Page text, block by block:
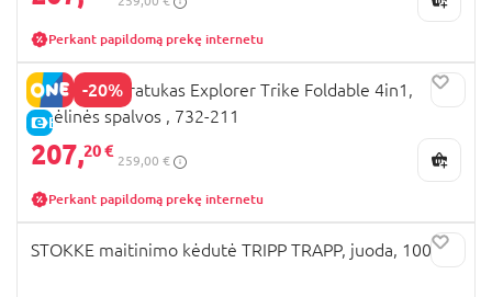
Perkant papildomą prekę internetu
-20%
E-KAINA
GLOBBER triratukas Explorer Trike Foldable 4in1,
smėlinės spalvos , 732-211
207,20 €
259,00 €
Perkant papildomą prekę internetu
STOKKE maitinimo kėdutė TRIPP TRAPP, juoda, 100103